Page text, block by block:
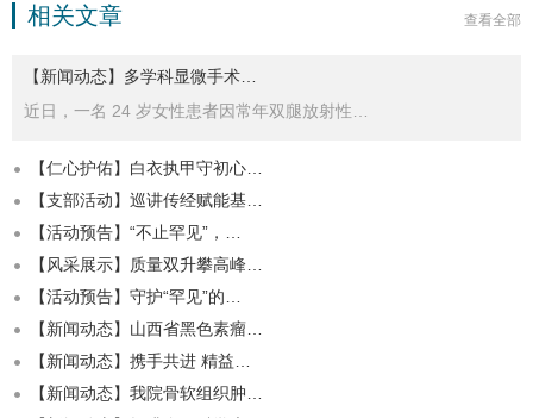
查看全部
相关文章
【新闻动态】多学科显微手术…
近日，一名 24 岁女性患者因常年双腿放射性…
【仁心护佑】白衣执甲守初心…
【支部活动】巡讲传经赋能基…
【活动预告】“不止罕见”，…
【风采展示】质量双升攀高峰…
【活动预告】守护“罕见”的…
【新闻动态】山西省黑色素瘤…
【新闻动态】携手共进 精益…
【新闻动态】我院骨软组织肿…